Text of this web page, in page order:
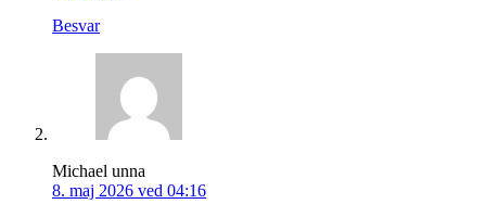
Besvar
Michael unna
8. maj 2026 ved 04:16